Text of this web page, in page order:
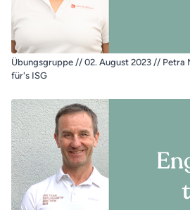
Übungsgruppe // 02. August 2023 // Petra
für's ISG